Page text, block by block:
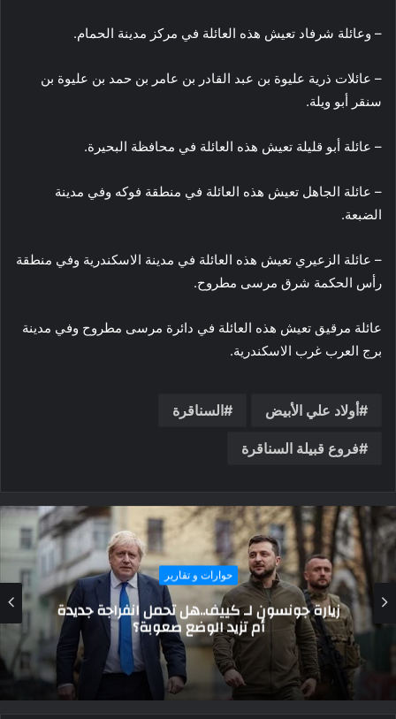
– وعائلة شرفاد تعيش هذه العائلة في مركز مدينة الحمام.
– عائلات ذرية عليوة بن عبد القادر بن عامر بن حمد بن عليوة بن
سنقر أبو ويلة.
– عائلة أبو قليلة تعيش هذه العائلة في محافظة البحيرة.
– عائلة الجاهل تعيش هذه العائلة في منطقة فوكه وفي مدينة
الضبعة.
– عائلة الزعيري تعيش هذه العائلة في مدينة الاسكندرية وفي منطقة
رأس الحكمة شرق مرسى مطروح.
عائلة مرقيق تعيش هذه العائلة في دائرة مرسى مطروح وفي مدينة
برج العرب غرب الاسكندرية.
أولاد علي الأبيض السناقرة
فروع قبيلة السناقرة
حوارات و تقارير
باحث آثاري: سيناء كنز مفقود للبحث العلمي